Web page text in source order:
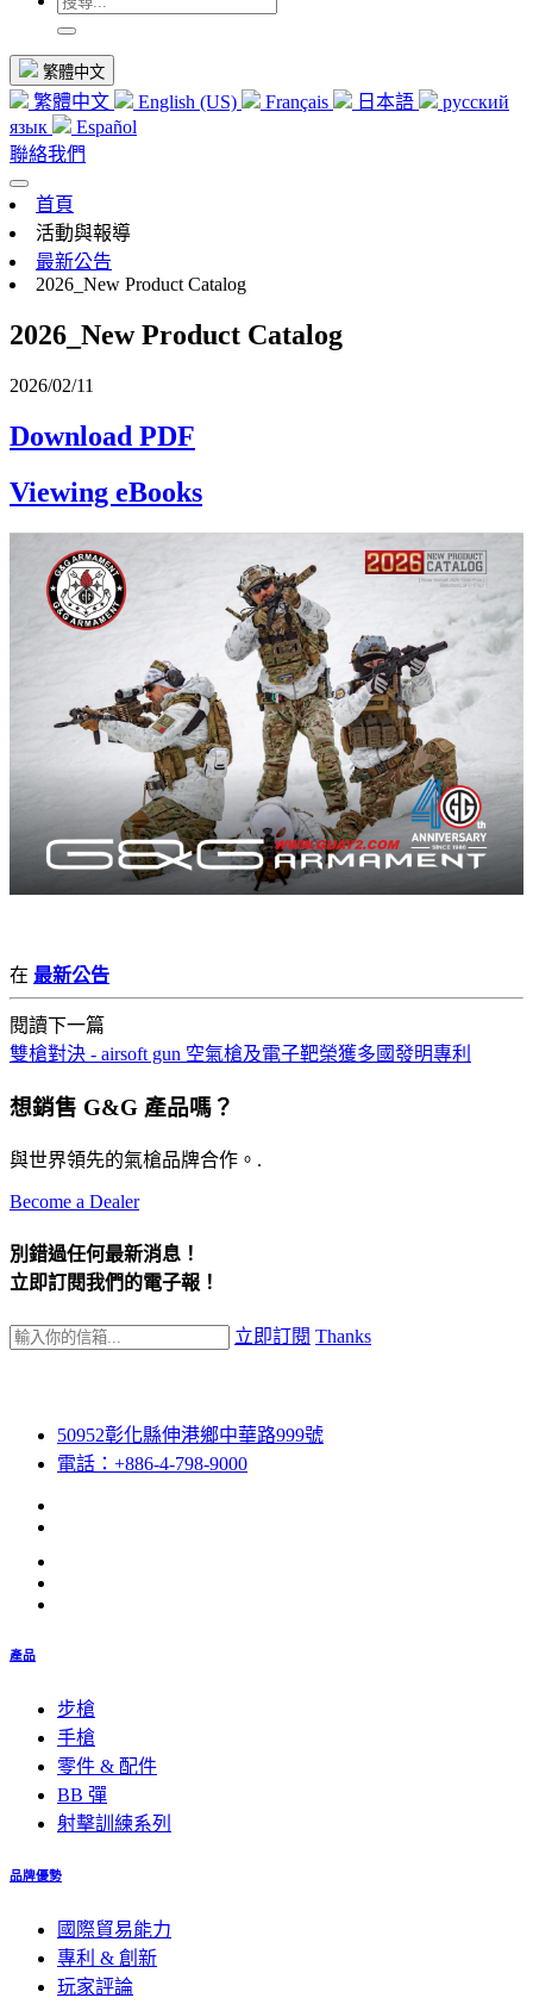
繁體中文
繁體中文 English (US) Français 日本語
русский
язык
Español
聯絡我們
首頁
活動與報導
最新公告
2026_New Product Catalog
2026_New Product Catalog
2026/02/11
Download PDF
Viewing eBooks
在 最新公告
閱讀下一篇
雙槍對決 - airsoft gun 空氣槍及電子靶榮獲多國發明專利
想銷售 G&G 產品嗎？
與世界領先的氣槍品牌合作。.
Become a Dealer
別錯過任何最新消息！
立即訂閱我們的電子報！
立即訂閱 Thanks
50952彰化縣伸港鄉中華路999號
電話：+886-4-798-9000
產品
步槍
手槍
零件 & 配件
BB 彈
射擊訓練系列
品牌優勢
國際貿易能力
專利 & 創新
玩家評論